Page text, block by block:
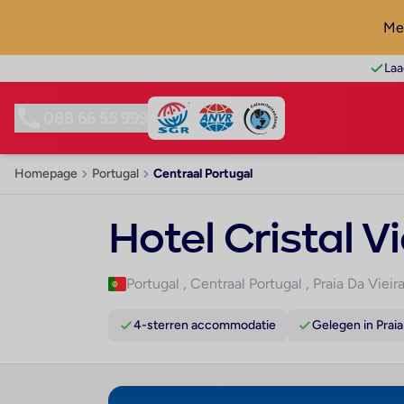
Homepage Portugal Centraal Portugal
Hotel Cristal
Portugal , Centraal Portugal , Praia Da Vieira
4-sterren accommodatie Gelegen in